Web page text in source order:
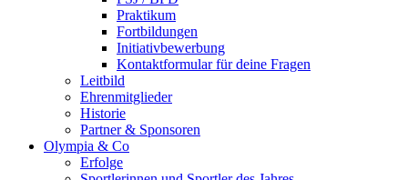
Praktikum
Fortbildungen
Initiativbewerbung
Kontaktformular für deine Fragen
Leitbild
Ehrenmitglieder
Historie
Partner & Sponsoren
Olympia & Co
Erfolge